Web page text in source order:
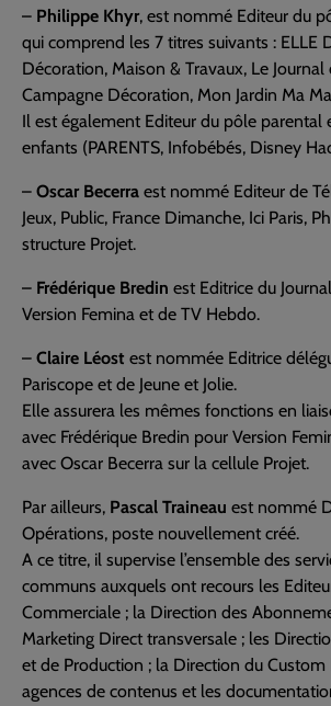
– Philippe Khyr, est nommé Editeur du
qui comprend les 7 titres suivants : ELLE
Décoration, Maison & Travaux, Le
Campagne Décoration, Mon Jardin Ma
Il est également Editeur du pôle parental
enfants (PARENTS, Infobébés, Disney
– Oscar Becerra est nommé Editeur de
Jeux, Public, France Dimanche, Ici Paris,
structure Projet.
– Frédérique Bredin est Editrice du
Version Femina et de TV Hebdo.
– Claire Léost est nommée Editrice
Pariscope et de Jeune et Jolie.
Elle assurera les mêmes fonctions en
avec Frédérique Bredin pour Version
avec Oscar Becerra sur la cellule Projet.
Par ailleurs, Pascal Traineau est nommé
Opérations, poste nouvellement créé.
A ce titre, il supervise l’ensemble des
communs auxquels ont recours les
Commerciale ; la Direction des
Marketing Direct transversale ; les
et de Production ; la Direction du Custom
agences de contenus et les